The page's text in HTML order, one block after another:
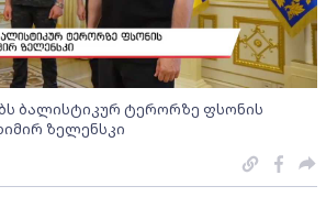
ბალისტიკურ ტერორზე ფსონის
ზელენსკი